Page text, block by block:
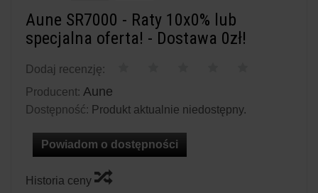
Aune SR7000 - Raty 10x0% lub
specjalna oferta! - Dostawa 0zł!
Dodaj recenzję:
Producent: Aune
Dostępność: Produkt aktualnie niedostępny.
Powiadom o dostępności
Historia ceny